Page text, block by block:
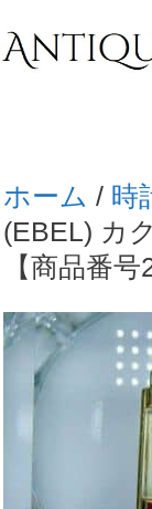
ン
へ
ス
キ
プ
ホーム / 時
(EBEL) カ
【商品番号